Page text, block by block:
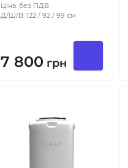
Ціна: без ПДВ
Д/Ш/В: 122 / 92 / 99 см
7 800 грн